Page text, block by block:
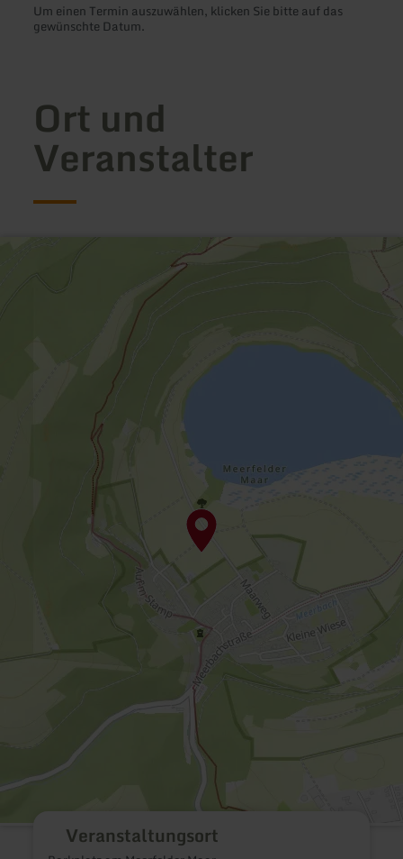
Um einen Termin auszuwählen, klicken Sie bitte auf das
gewünschte Datum.
Ort und
Veranstalter
Veranstaltungsort